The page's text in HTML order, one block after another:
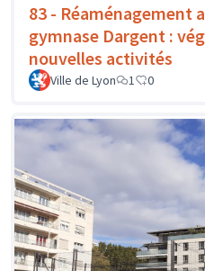
83 - Réaménagement
gymnase Dargent :
nouvelles activités
Ville de Lyon 1 0